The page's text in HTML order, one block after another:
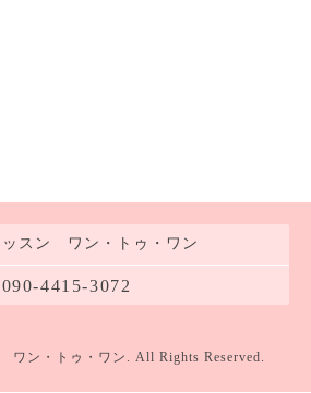
ッスン ワン・トゥ・ワン
090-4415-3072
ワン・トゥ・ワン . All Rights Reserved.